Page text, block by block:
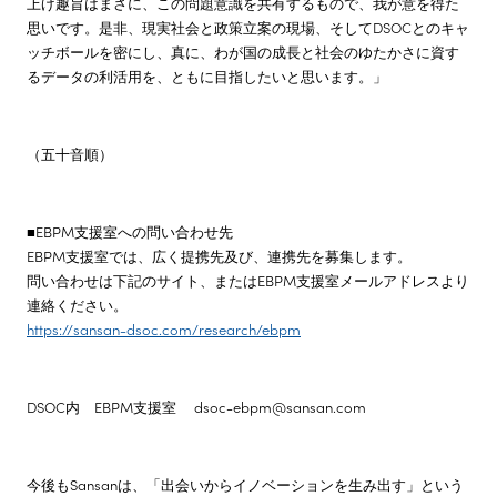
思いです。是非、現実社会と政策立案の現場、そしてDSOCとのキャ
ッチボールを密にし、真に、わが国の成長と社会のゆたかさに資す
るデータの利活用を、ともに目指したいと思います。」
（五十音順）
■EBPM支援室への問い合わせ先
EBPM支援室では、広く提携先及び、連携先を募集します。
問い合わせは下記のサイト、またはEBPM支援室メールアドレスより
連絡ください。
https://sansan-dsoc.com/research/ebpm
DSOC内 EBPM支援室 dsoc-ebpm@sansan.com
今後もSansanは、「出会いからイノベーションを生み出す」という